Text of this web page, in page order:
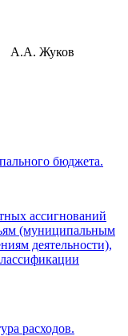
бюджета.
ассигнований
(муниципальным
деятельности),
расходов.